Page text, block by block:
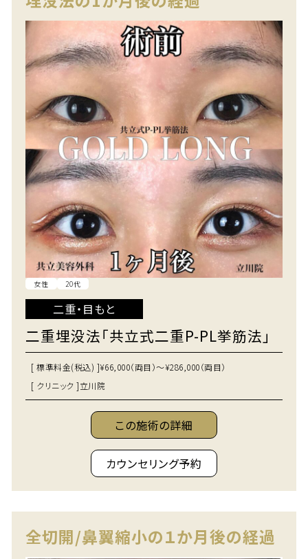
女性 20代
二重・目もと
二重埋没法「共立式二重P-PL挙筋法」
[ 標準料金(税込) ]¥66,000（両目）～¥286,000（両目）
[ クリニック ]立川院
この施術の詳細
カウンセリング予約
全切開/鼻翼縮小の１か月後の経過